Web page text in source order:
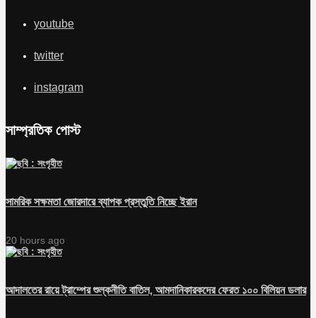
youtube
twitter
instagram
সাম্প্রতিক পোস্ট
সামরিক সক্ষমতা জোরদারে ব্যাপক প্রস্তুতি নিচ্ছে ইরান
20 hours ago
আদালতের রায়ে ট্রাম্পের শুল্কনীতি বাতিল, আমদানিকারকদের ফেরত ১০০ বিলিয়ন ডলার